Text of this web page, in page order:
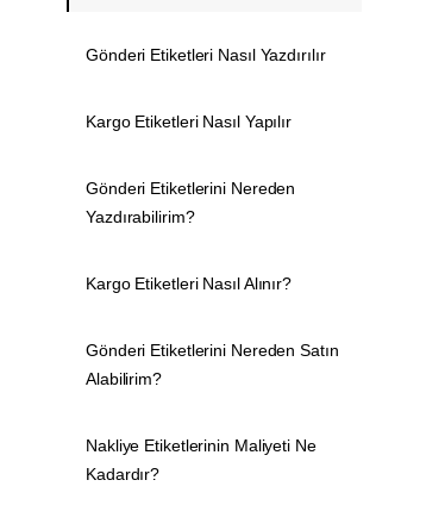
Gönderi Etiketleri Nasıl Yazdırılır
Kargo Etiketleri Nasıl Yapılır
Gönderi Etiketlerini Nereden
Yazdırabilirim?
Kargo Etiketleri Nasıl Alınır?
Gönderi Etiketlerini Nereden Satın
Alabilirim?
Nakliye Etiketlerinin Maliyeti Ne
Kadardır?